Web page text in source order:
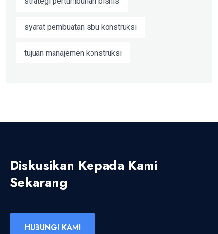
syarat pembuatan sbu konstruksi
tujuan manajemen konstruksi
Diskusikan Kepada Kami
Sekarang
HUBUNGI KAMI